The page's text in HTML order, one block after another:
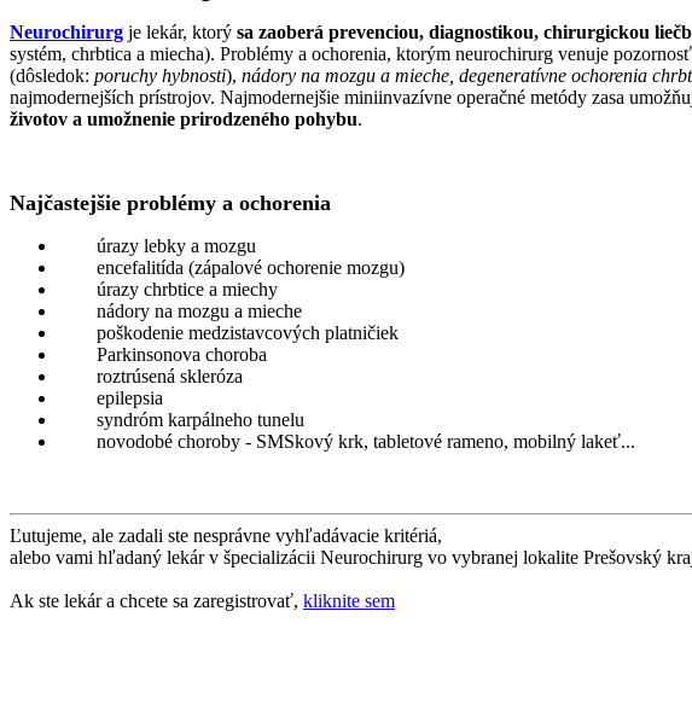
Neurochirurg je lekár, ktorý sa zaoberá prevenciou, diagnostikou, chirurgickou
systém, chrbtica a miecha). Problémy a ochorenia, ktorým neurochirurg venuje
(dôsledok: poruchy hybnosti), nádory na mozgu a mieche, degeneratívne ochorenia
najmodernejších prístrojov. Najmodernejšie miniinvazívne operačné metódy zasa
životov a umožnenie prirodzeného pohybu.
Najčastejšie problémy a ochorenia
úrazy lebky a mozgu
encefalitída (zápalové ochorenie mozgu)
úrazy chrbtice a miechy
nádory na mozgu a mieche
poškodenie medzistavcových platničiek
Parkinsonova choroba
roztrúsená skleróza
epilepsia
syndróm karpálneho tunelu
novodobé choroby - SMSkový krk, tabletové rameno, mobilný lakeť...
Ľutujeme, ale zadali ste nesprávne vyhľadávacie kritériá,
alebo vami hľadaný lekár v špecializácii Neurochirurg vo vybranej lokalite Prešovský
Ak ste lekár a chcete sa zaregistrovať, kliknite sem